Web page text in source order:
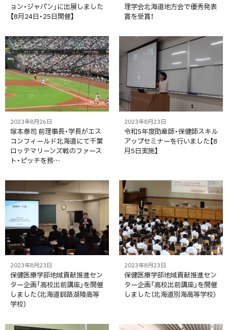
ョン・ジャパン」に出展しました
【8月24日・25日開催】
理学会北海道地方会で優秀発表
賞を受賞！
2023年8月26日
塚本泰司 前理事長・学長がエス
コンフィールド北海道にて千葉
ロッテマリーンズ戦のファース
ト・ピッチを務…
2023年8月23日
令和5年度助産師・保健師スキル
アップセミナーを行いました【8
月5日実施】
2023年8月23日
保健医療学部地域貢献推進セン
ター企画「高校出前講座」を開催
しました（北海道釧路湖陵高等
学校）
2023年8月23日
保健医療学部地域貢献推進セン
ター企画「高校出前講座」を開催
しました（北海道別海高等学校）